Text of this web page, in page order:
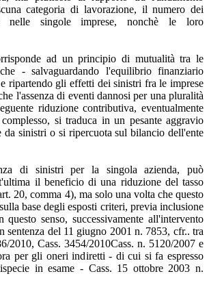
categoria di lavorazione, il numero dei
nelle singole imprese, nonchè le loro
ad un principio di mutualità tra le
- salvaguardando l'equilibrio finanziario
ripartendo gli effetti dei sinistri fra le imprese
l'assenza di eventi dannosi per una pluralità
riduzione contributiva, eventualmente
si traduca in un pesante aggravio
da sinistri o si ripercuota sul bilancio dell'ente
di sinistri per la singola azienda, può
il beneficio di una riduzione del tasso
20, comma 4), ma solo una volta che questo
base degli esposti criteri, previa inclusione
senso, successivamente all'intervento
sentenza del 11 giugno 2001 n. 7853, cfr.. tra
2010, Cass. 3454/2010Cass. n. 5120/2007 e
per gli oneri indiretti - di cui si fa espresso
in esame - Cass. 15 ottobre 2003 n.